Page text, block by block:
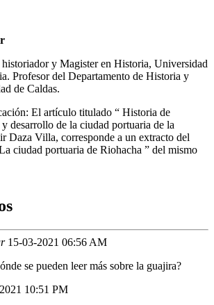
y Magister en Historia, Universidad
Profesor del Departamento de Historia y
de Caldas.
El artículo titulado “ Historia de
desarrollo de la ciudad portuaria de la
Daza Villa, corresponde a un extracto del
ciudad portuaria de Riohacha ” del mismo
15-03-2021 06:56 AM
se pueden leer más sobre la guajira?
10:51 PM